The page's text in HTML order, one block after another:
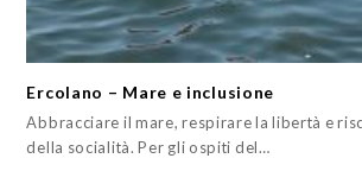
Ercolano – Mare e inclusione
Abbracciare il mare, respirare la libertà e
della socialità. Per gli ospiti del…